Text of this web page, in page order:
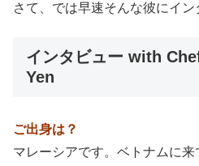
さて、では早速そんな彼にイン
インタビュー with
Yen
ご出身は？
マレーシアです。ベトナムに